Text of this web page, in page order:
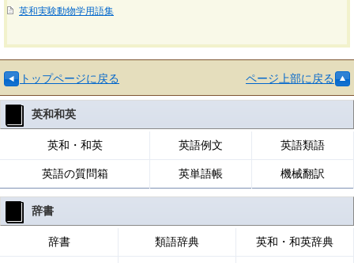
英和実験動物学用語集
トップページに戻る ページ上部に戻る
英和和英
英和・和英 英語例文 英語類語
英語の質問箱 英単語帳 機械翻訳
辞書
辞書 類語辞典 英和・和英辞典